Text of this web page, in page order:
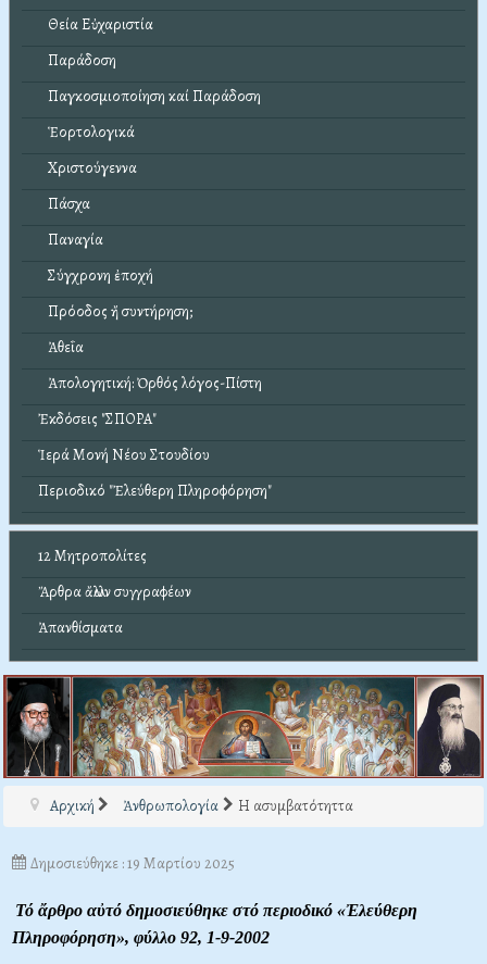
Θεία Εὐχαριστία
Παράδοση
Παγκοσμιοποίηση καί Παράδοση
Ἑορτολογικά
Χριστούγεννα
Πάσχα
Παναγία
Σύγχρονη ἐποχή
Πρόοδος ἤ συντήρηση;
Ἀθεΐα
Ἀπολογητική: Ὀρθός λόγος-Πίστη
Ἐκδόσεις "ΣΠΟΡΑ"
Ἱερά Μονή Νέου Στουδίου
Περιοδικό "Ἐλεύθερη Πληροφόρηση"
12 Μητροπολίτες
Ἄρθρα ἄλλων συγγραφέων
Ἀπανθίσματα
Αρχική Ἀνθρωπολογία Η ασυμβατότηττα
Δημοσιεύθηκε : 19 Μαρτίου 2025
Τό ἄρθρο αὐτό δημοσιεύθηκε στό περιοδικό «Ἐλεύθερη
Πληροφόρηση», φύλλο 92, 1-9-2002